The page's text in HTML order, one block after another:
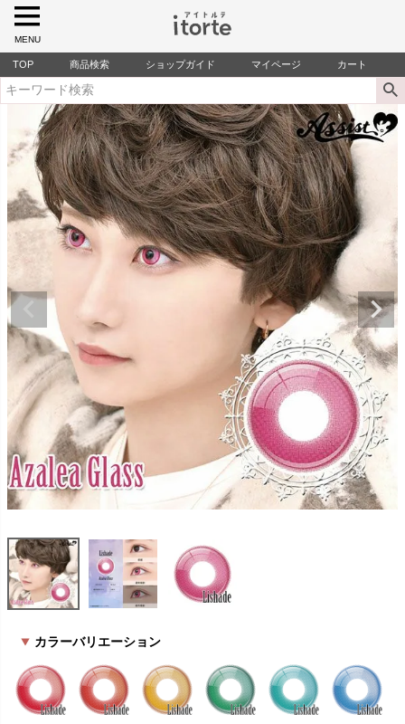
MENU
TOP 商品検索 ショップガイド マイページ カート
カラーバリエーション